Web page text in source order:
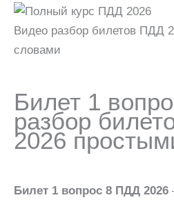
Видео разбор билетов ПДД
словами
Билет 1
разбор
2026
Билет 1 вопрос 8 ПДД 2026